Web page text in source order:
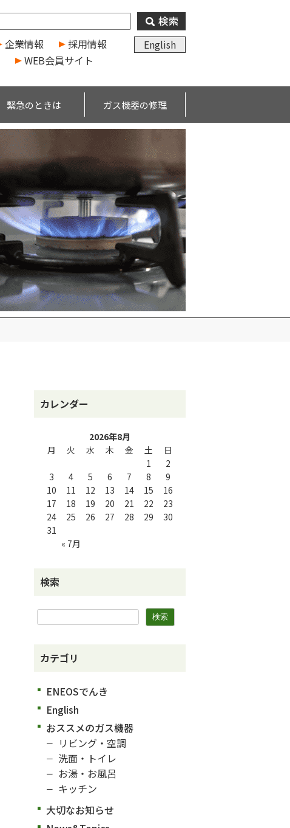
企業情報 採用情報
English
WEB会員サイト
緊急のときは ガス機器の修理
カレンダー
2026年8月
月
火 水 木 金 土 日
« 7月
1
2
3
4 5 6 7 8
9
10
11 12 13 14 15
16
17
18 19 20 21 22
23
24
25 26 27 28 29
30
31
検索
カテゴリ
ENEOSでんき
English
おススメのガス機器
リビング・空調
洗面・トイレ
お湯・お風呂
キッチン
大切なお知らせ